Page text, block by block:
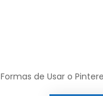
Formas de Usar o